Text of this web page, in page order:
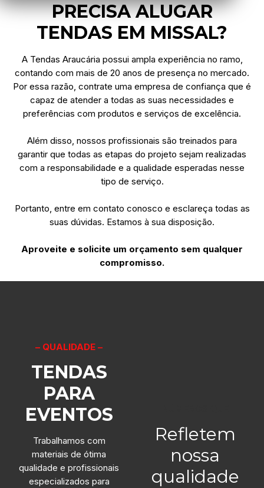
PRECISA ALUGAR
TENDAS EM MISSAL?
A Tendas Araucária possui ampla experiência no ramo,
contando com mais de 20 anos de presença no mercado.
Por essa razão, contrate uma empresa de confiança que é
capaz de atender a todas as suas necessidades e
preferências com produtos e serviços de excelência.
Além disso, nossos profissionais são treinados para
garantir que todas as etapas do projeto sejam realizadas
com a responsabilidade e a qualidade esperadas nesse
tipo de serviço.
Portanto, entre em contato conosco e esclareça todas as
suas dúvidas. Estamos à sua disposição.
Aproveite e solicite um orçamento sem qualquer
compromisso.
– QUALIDADE –
TENDAS
PARA
EVENTOS
Trabalhamos com
materiais de ótima
qualidade e profissionais
especializados para
Refletem
nossa
qualidade